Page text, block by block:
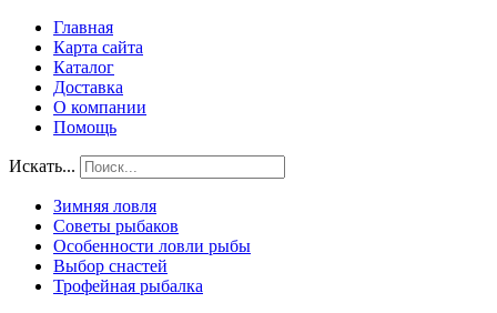
Главная
Карта сайта
Каталог
Доставка
О компании
Помощь
Искать...
Зимняя ловля
Советы рыбаков
Особенности ловли рыбы
Выбор снастей
Трофейная рыбалка